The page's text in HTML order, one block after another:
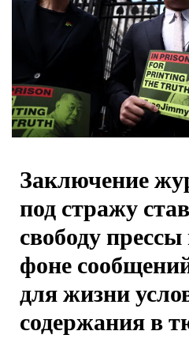
Заключение
под стражу
свободу
фоне
для жизни
содержания в